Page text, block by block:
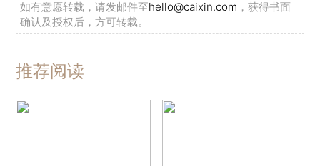
如有意愿转载，请发邮件至hello@caixin.com ，获得书面
确认及授权后，方可转载。
推荐阅读